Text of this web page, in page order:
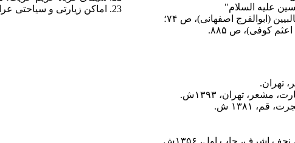
علیه السلام"
نک: بحارالانوار (علامه مجلسی)، ج ۴۴، ص ۳۸۴؛ مقاتل الطالبیین (ابوالفرج اصفهانی)، ص ۷۴؛
اماکن زیارتی و سیاحتی
تهران.
تهران، ۱۳۹۳ش.
۱۳۸۱ ش.
اشرف‏، چاپ اول،‏ ۱۳۵۶ش‏.